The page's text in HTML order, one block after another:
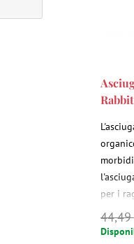
per i
bagno,
piscina.